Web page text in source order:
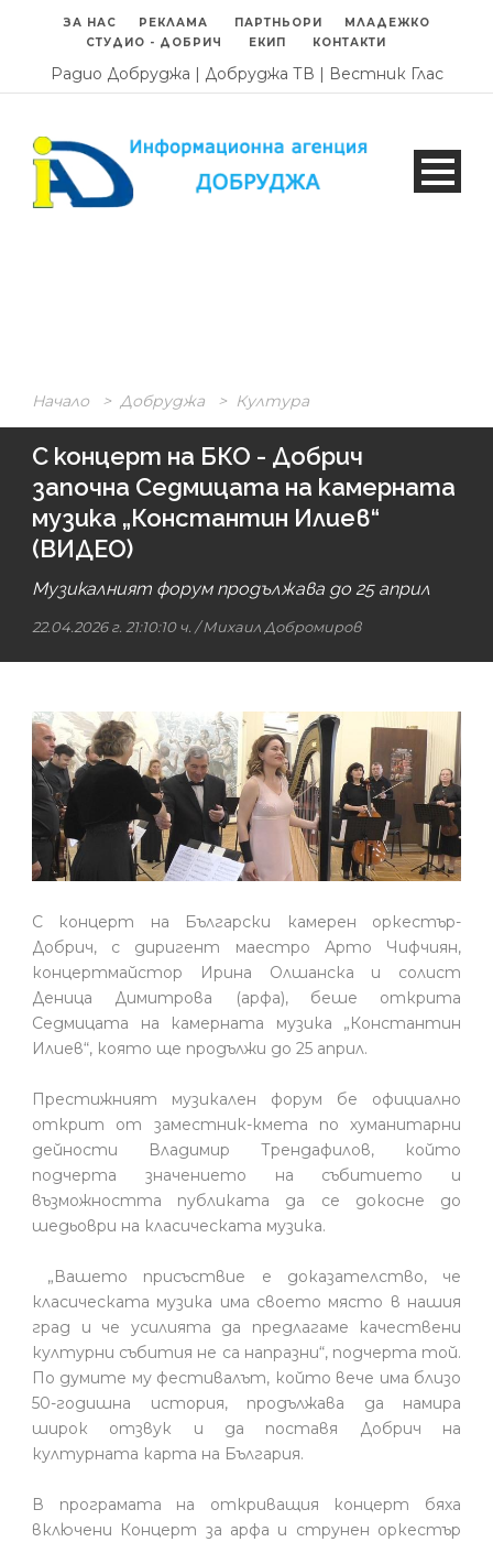
ЗА НАС РЕКЛАМА ПАРТНЬОРИ
МЛАДЕЖКО
СТУДИО - ДОБРИЧ
ЕКИП КОНТАКТИ
Радио Добруджа | Добруджа ТВ | Вестник Глас
Начало > Добруджа > Култура
С концерт на БКО - Добрич
започна Седмицата на камерната
музика „Константин Илиев“
(ВИДЕО)
Музикалният форум продължава до 25 април
22.04.2026 г. 21:10:10 ч. /Михаил Добромиров
С концерт на Български камерен оркестър-
Добрич, с диригент маестро Арто Чифчиян,
концертмайстор Ирина Олшанска и солист
Деница Димитрова (арфа), беше открита
Седмицата на камерната музика „Константин
Илиев“, която ще продължи до 25 април.
Престижният музикален форум бе официално
открит от заместник-кмета по хуманитарни
дейности Владимир Трендафилов, който
подчерта значението на събитието и
възможността публиката да се докосне до
шедьоври на класическата музика.
„Вашето присъствие е доказателство, че
класическата музика има своето място в нашия
град и че усилията да предлагаме качествени
културни събития не са напразни“, подчерта той.
По думите му фестивалът, който вече има близо
50-годишна история, продължава да намира
широк отзвук и да поставя Добрич на
културната карта на България.
В програмата на откриващия концерт бяха
включени Концерт за арфа и струнен оркестър